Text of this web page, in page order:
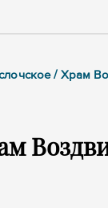
/ Храм